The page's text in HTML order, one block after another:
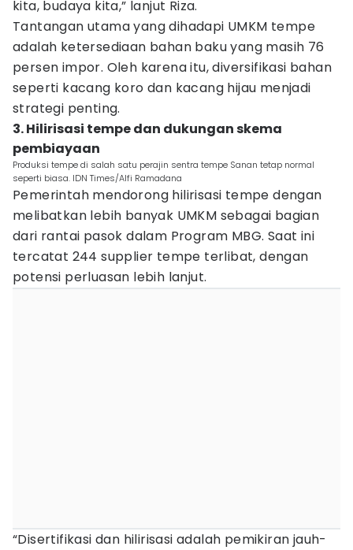
kita, budaya kita,” lanjut Riza.
Tantangan utama yang dihadapi UMKM tempe
adalah ketersediaan bahan baku yang masih 76
persen impor. Oleh karena itu, diversifikasi bahan
seperti kacang koro dan kacang hijau menjadi
strategi penting.
3. Hilirisasi tempe dan dukungan skema
pembiayaan
Produksi tempe di salah satu perajin sentra tempe Sanan tetap normal
seperti biasa. IDN Times/Alfi Ramadana
Pemerintah mendorong hilirisasi tempe dengan
melibatkan lebih banyak UMKM sebagai bagian
dari rantai pasok dalam Program MBG. Saat ini
tercatat 244 supplier tempe terlibat, dengan
potensi perluasan lebih lanjut.
“Disertifikasi dan hilirisasi adalah pemikiran jauh-